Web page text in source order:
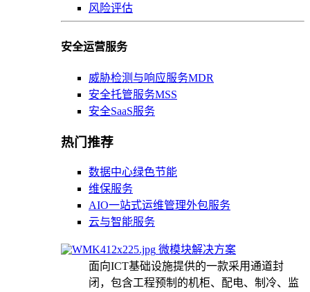
风险评估
安全运营服务
威胁检测与响应服务MDR
安全托管服务MSS
安全SaaS服务
热门推荐
数据中心绿色节能
维保服务
AIO一站式运维管理外包服务
云与智能服务
微模块解决方案
面向ICT基础设施提供的一款采用通道封
闭，包含工程预制的机柜、配电、制冷、监